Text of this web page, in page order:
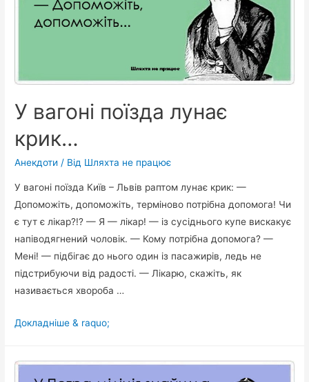
У вагоні поїзда лунає
крик…
Анекдоти / Від Шляхта не працює
У вагоні поїзда Київ – Львів раптом лунає крик: —
Допоможіть, допоможіть, терміново потрібна допомога! Чи
є тут є лікар?!? — Я — лікар! — із сусіднього купе вискакує
напіводягнений чоловік. — Кому потрібна допомога? —
Мені! — підбігає до нього один із пасажирів, ледь не
підстрибуючи від радості. — Лікаpю, скажіть, як
називається хвороба …
У
Докладніше & raquo;